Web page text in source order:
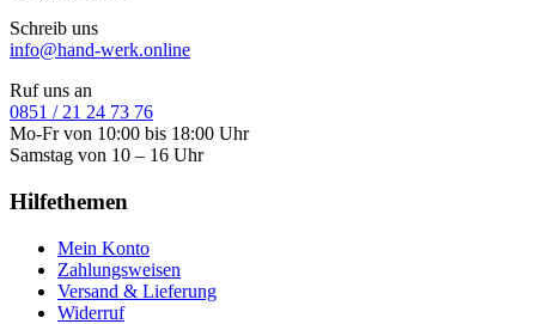
Schreib uns
info@hand-werk.online
Ruf uns an
0851 / 21 24 73 76
Mo-Fr von 10:00 bis 18:00 Uhr
Samstag von 10 – 16 Uhr
Hilfethemen
Mein Konto
Zahlungsweisen
Versand & Lieferung
Widerruf